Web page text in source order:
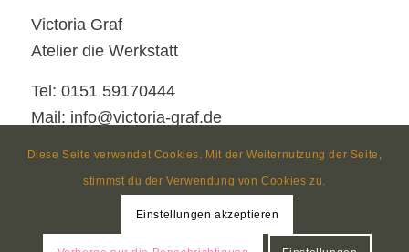
Victoria Graf
Atelier die Werkstatt
Tel: 0151 59170444
Mail: info@victoria-graf.de
Diese Seite verwendet Cookies. Mit der Weiternutzung der Seite,
stimmst du der Verwendung von Cookies zu.
Einstellungen akzeptieren